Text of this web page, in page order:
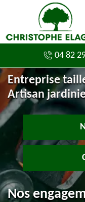
04 82
Entreprise
Artisan
Nos